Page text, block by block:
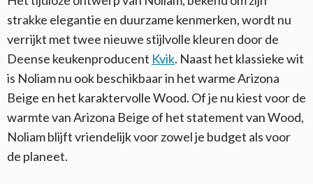
strakke elegantie en duurzame kenmerken, wordt nu
verrijkt met twee nieuwe stijlvolle kleuren door de
Deense keukenproducent Kvik. Naast het klassieke wit
is Noliam nu ook beschikbaar in het warme Arizona
Beige en het karaktervolle Wood. Of je nu kiest voor de
warmte van Arizona Beige of het statement van Wood,
Noliam blijft vriendelijk voor zowel je budget als voor
de planeet.